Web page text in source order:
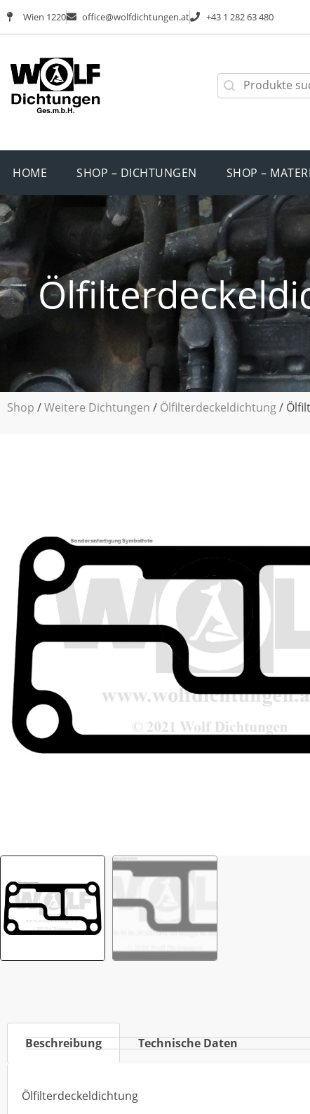
Wien 1220 office@wolfdichtungen.at +43 1 282 63 480
HOME SHOP – DICHTUNGEN SHOP –
Shop /Weitere Dichtungen / Ölfilterdeckeldichtung/
Beschreibung Technische Daten
Ölfilterdeckeldichtung